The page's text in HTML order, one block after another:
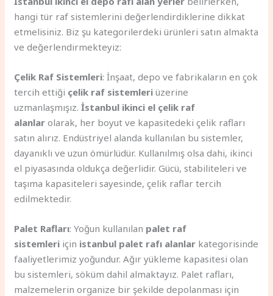
hangi tür raf sistemlerini değerlendirdiklerine dikkat
etmelisiniz. Biz şu kategorilerdeki ürünleri satın almakta
ve değerlendirmekteyiz:
Çelik Raf Sistemleri: İnşaat, depo ve fabrikaların en çok
tercih ettiği çelik raf sistemleri üzerine
uzmanlaşmışız.İstanbul ikinci el çelik raf
alanlar olarak, her boyut ve kapasitedeki çelik rafları
satın alırız. Endüstriyel alanda kullanılan bu sistemler,
dayanıklı ve uzun ömürlüdür. Kullanılmış olsa dahi, ikinci
el piyasasında oldukça değerlidir. Gücü, stabiliteleri ve
taşıma kapasiteleri sayesinde, çelik raflar tercih
edilmektedir.
Palet Rafları: Yoğun kullanılan palet raf
sistemleri için istanbul palet rafı alanlar kategorisinde
faaliyetlerimiz yoğundur. Ağır yükleme kapasitesi olan
bu sistemleri, söküm dahil almaktayız. Palet rafları,
malzemelerin organize bir şekilde depolanması için